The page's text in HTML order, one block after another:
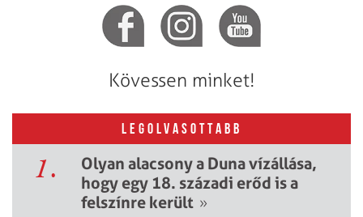
Kövessen minket!
LEGOLVASOTTABB
1.
Olyan alacsony a Duna vízállása,
hogy egy 18. századi erőd is a
felszínre került »